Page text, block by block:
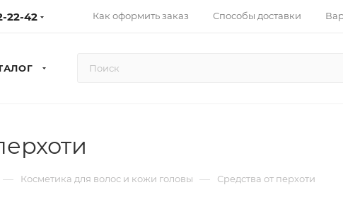
22-42 Как оформить заказ Способы доставки
— Косметика для волос и кожи головы — Средства от перхоти